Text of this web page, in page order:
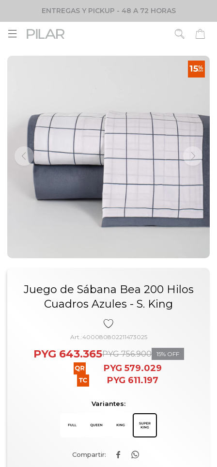
ENTREGAS Y PICKUP - 48 A 72 HORAS

Juego de Sábana Bea 200 Hilos
Cuadros Azules - S. King
400080802211473025
PYG 643.365PYG 756.900 15
PYG 579.029
PYG 611.197
Variantes:
 